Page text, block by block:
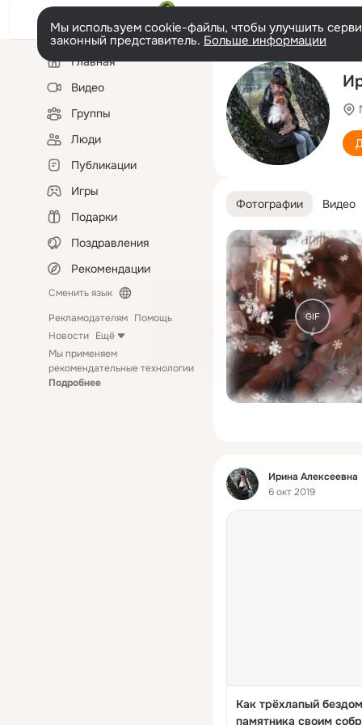
Мы используем cookie-файлы, чтобы улучшить
законный представитель. Больше информации
Левая
колонкаГлавная
Видео
Группы
Люди
Публикации
Игры
Подарки
Поздравления
Рекомендации
Сменить язык
Рекламодателям Помощь
Новости Ещё
Мы применяем
рекомендательные технологии
Подробнее
Фотографии Видео
GIF
Фид
Ирина Алексеевна
6 окт 2019
Как трёхлапый
памятника своим